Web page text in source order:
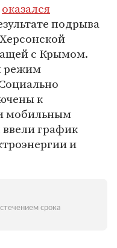
оказался
подрыва
с Крымом.
режим
к
мобильным
график
и
срока